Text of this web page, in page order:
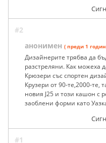
#2
анонимен ( преди 1
Дизайнерите трябва да
разстреляни. Как можеха
Крюзери със спортен
Крузери от 90-те,2000-те,
новия J25 и този кашон с
заоблени форми като
#1